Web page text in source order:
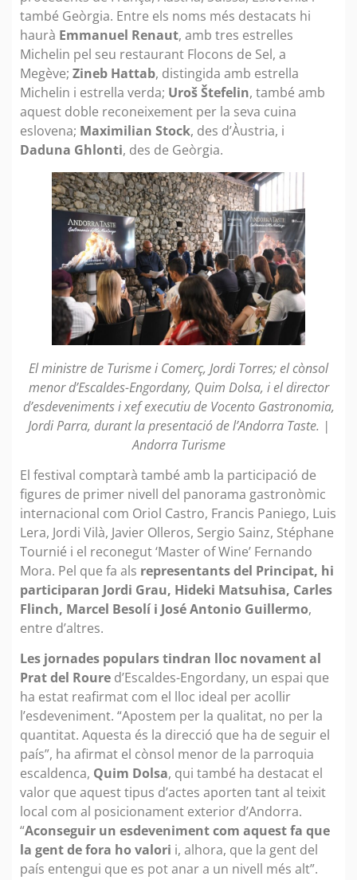
també Geòrgia. Entre els noms més destacats hi
haurà Emmanuel Renaut, amb tres estrelles
Michelin pel seu restaurant Flocons de Sel, a
Megève; Zineb Hattab, distingida amb estrella
Michelin i estrella verda; Uroš Štefelin, també amb
aquest doble reconeixement per la seva cuina
eslovena; Maximilian Stock, des d’Àustria, i
Daduna Ghlonti, des de Geòrgia.
El ministre de Turisme i Comerç, Jordi Torres; el cònsol
menor d’Escaldes-Engordany, Quim Dolsa, i el director
d’esdeveniments i xef executiu de Vocento Gastronomia,
Jordi Parra, durant la presentació de l’Andorra Taste. |
Andorra Turisme
El festival comptarà també amb la participació de
figures de primer nivell del panorama gastronòmic
internacional com Oriol Castro, Francis Paniego, Luis
Lera, Jordi Vilà, Javier Olleros, Sergio Sainz, Stéphane
Tournié i el reconegut ‘Master of Wine’ Fernando
Mora. Pel que fa als representants del Principat, hi
participaran Jordi Grau, Hideki Matsuhisa, Carles
Flinch, Marcel Besolí i José Antonio Guillermo,
entre d’altres.
Les jornades populars tindran lloc novament al
Prat del Roure d’Escaldes-Engordany, un espai que
ha estat reafirmat com el lloc ideal per acollir
l’esdeveniment. “Apostem per la qualitat, no per la
quantitat. Aquesta és la direcció que ha de seguir el
país”, ha afirmat el cònsol menor de la parroquia
escaldenca, Quim Dolsa, qui també ha destacat el
valor que aquest tipus d’actes aporten tant al teixit
local com al posicionament exterior d’Andorra.
“Aconseguir un esdeveniment com aquest fa que
la gent de fora ho valori i, alhora, que la gent del
país entengui que es pot anar a un nivell més alt”.